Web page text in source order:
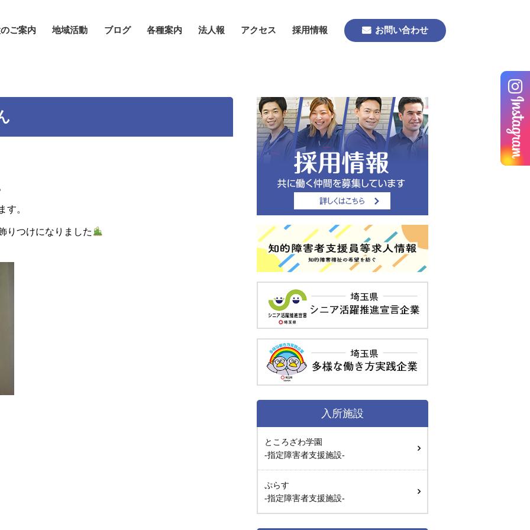
ご案内 地域活動 ブログ 各種案内 法人報 アクセス 採用情報 お問い合わせ
す。
りつけになりました
入所施設
ところざわ学園
-指定障害者支援施設-
ぷらす
-指定障害者支援施設-